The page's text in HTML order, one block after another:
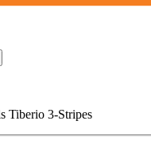
Tiberio 3-Stripes